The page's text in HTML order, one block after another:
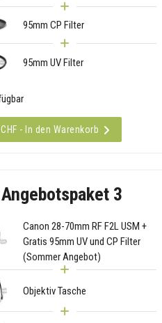
95mm CP Filter
95mm UV Filter
- In den Warenkorb
Angebotspaket 3
Canon 28-70mm RF F2L USM +
Gratis 95mm UV und CP Filter
(Sommer Angebot)
Objektiv Tasche